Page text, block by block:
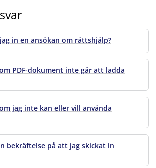
in en ansökan om rättshjälp?
PDF-dokument inte går att ladda
jag inte kan eller vill använda
bekräftelse på att jag skickat in